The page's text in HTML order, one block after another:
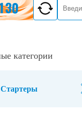
категории
Стартеры